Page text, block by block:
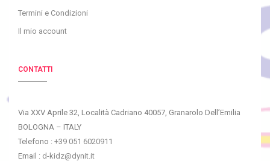
Termini e Condizioni
Il mio account
CONTATTI
Via XXV Aprile 32, Località Cadriano 40057, Granarolo Dell’Emilia
BOLOGNA – ITALY
Telefono : +39 051 6020911
Email : d-kidz@dynit.it